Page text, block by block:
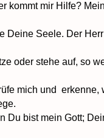
kommt mir Hilfe?
Deine Seele. Der
oder stehe auf, so
mich und
Du bist mein Gott;